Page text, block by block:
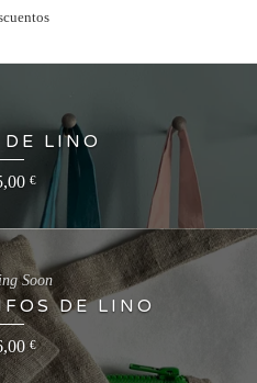
LINO
€
DE LINO
€
Soon